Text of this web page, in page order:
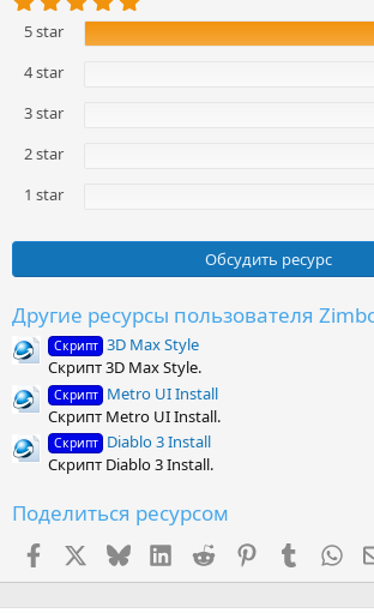
.
0
0
5 star
4 star
3 star
2 star
1 star
Обсудить ресурс
Другие ресурсы пользователя
Скрипт 3D Max Style
Скрипт 3D Max Style.
Скрипт Metro UI Install
Скрипт Metro UI Install.
Скрипт Diablo 3 Install
Скрипт Diablo 3 Install.
Поделиться ресурсом
FacebookX (Twitter)
BlueskyLinkedInReddit PinterestTumblr